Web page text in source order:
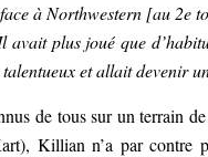
à Northwestern [au 2e
plus joué que
et allait devenir
de tous sur un terrain
Killian n’a par contre